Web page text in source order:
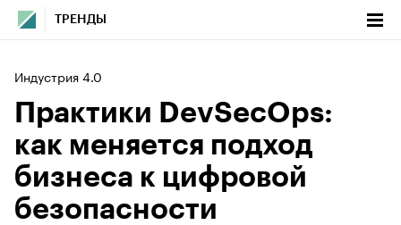
ТРЕНДЫ
Индустрия 4.0
Практики DevSecOps:
как меняется подход
бизнеса к цифровой
безопасности